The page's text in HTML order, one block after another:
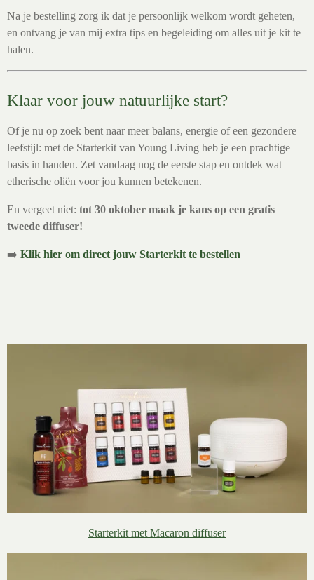
Na je bestelling zorg ik dat je persoonlijk welkom wordt geheten,
en ontvang je van mij extra tips en begeleiding om alles uit je kit te
halen.
Klaar voor jouw natuurlijke start?
Of je nu op zoek bent naar meer balans, energie of een gezondere
leefstijl: met de Starterkit van Young Living heb je een prachtige
basis in handen. Zet vandaag nog de eerste stap en ontdek wat
etherische oliën voor jou kunnen betekenen.
En vergeet niet: tot 30 oktober maak je kans op een gratis
tweede diffuser!
➡️ Klik hier om direct jouw Starterkit te bestellen
Starterkit met Macaron diffuser